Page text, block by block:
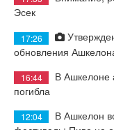
Эсек
17:26
обновления
16:44
В Ашкелоне
погибла
12:04
В Ашкелон